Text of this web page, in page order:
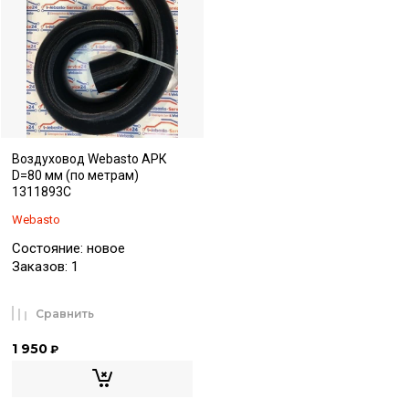
Воздуховод Webasto АРК
D=80 мм (по метрам)
1311893C
Webasto
Состояние: новое
Заказов: 1
1 950 ₽
Сравнить